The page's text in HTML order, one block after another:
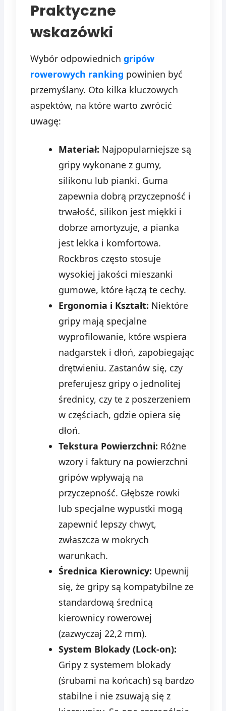
Praktyczne
wskazówki
Wybór odpowiednich gripów
rowerowych ranking powinien być
przemyślany. Oto kilka kluczowych
aspektów, na które warto zwrócić
uwagę:
Materiał: Najpopularniejsze są
gripy wykonane z gumy,
silikonu lub pianki. Guma
zapewnia dobrą przyczepność i
trwałość, silikon jest miękki i
dobrze amortyzuje, a pianka
jest lekka i komfortowa.
Rockbros często stosuje
wysokiej jakości mieszanki
gumowe, które łączą te cechy.
Ergonomia i Kształt: Niektóre
gripy mają specjalne
wyprofilowanie, które wspiera
nadgarstek i dłoń, zapobiegając
drętwieniu. Zastanów się, czy
preferujesz gripy o jednolitej
średnicy, czy te z poszerzeniem
w częściach, gdzie opiera się
dłoń.
Tekstura Powierzchni: Różne
wzory i faktury na powierzchni
gripów wpływają na
przyczepność. Głębsze rowki
lub specjalne wypustki mogą
zapewnić lepszy chwyt,
zwłaszcza w mokrych
warunkach.
Średnica Kierownicy: Upewnij
się, że gripy są kompatybilne ze
standardową średnicą
kierownicy rowerowej
(zazwyczaj 22,2 mm).
System Blokady (Lock-on):
Gripy z systemem blokady
(śrubami na końcach) są bardzo
stabilne i nie zsuwają się z